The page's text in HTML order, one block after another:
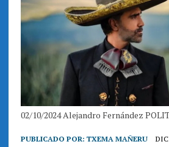
02/10/2024 Alejandro Fernández
PUBLICADO POR: TXEMA MAÑERU